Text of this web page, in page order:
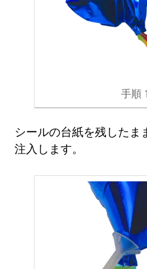
手順 1
シールの台紙を残したま
注入します。